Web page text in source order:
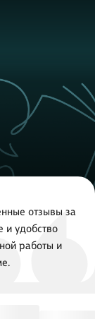
отзывы за
и удобство
работы и